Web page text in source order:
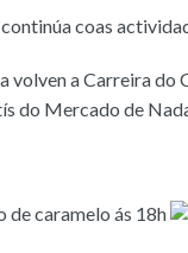
coas
volven a Carreira do
do Mercado de
de caramelo ás 18h